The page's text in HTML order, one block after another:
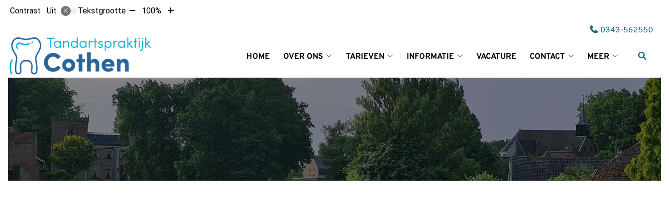
Contrast Uit Tekstgrootte Tekst
10%
100%
Tekst
HOME
OVER ONS
ons
submenu
TARIEVEN
submenu
INFORMATIE
submenu
VACATURE
CONTACT
submenu
MEER
submenu
Tel:
0343-562550